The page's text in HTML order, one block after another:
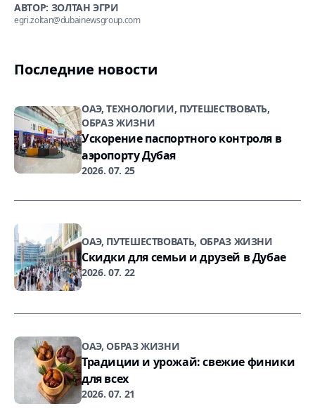
АВТОР: ЗОЛТАН ЭГРИ
egri.zoltan@dubainewsgroup.com
Последние новости
ОАЭ, ТЕХНОЛОГИИ, ПУТЕШЕСТВОВАТЬ,
ОБРАЗ ЖИЗНИ
Ускорение паспортного контроля в
аэропорту Дубая
2026. 07. 25
ОАЭ, ПУТЕШЕСТВОВАТЬ, ОБРАЗ ЖИЗНИ
Скидки для семьи и друзей в Дубае
2026. 07. 22
ОАЭ, ОБРАЗ ЖИЗНИ
Традиции и урожай: свежие финики
для всех
2026. 07. 21